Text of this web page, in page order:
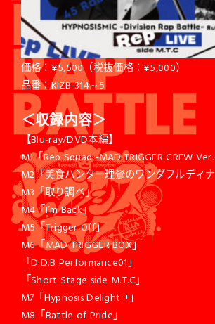
価格：¥5,500（税抜価格：¥5,000）
品番：KIZB-314～5
＜収録内容＞
【Blu-ray/DVD本編】
M1「Rep Squad -MAD TRIGGER CREW Ver.-
M2「美食ハンター理鶯のワンダフルディナ
M3「取り調べ」
M4「I’m Back」
M5「Trigger Off」
M6「MAD TRIGGER BOX」
「D.D.B Performance01」
「Short Stage side M.T.C」
M7「Hypnosis Delight +」
M8「Battle of Pride」